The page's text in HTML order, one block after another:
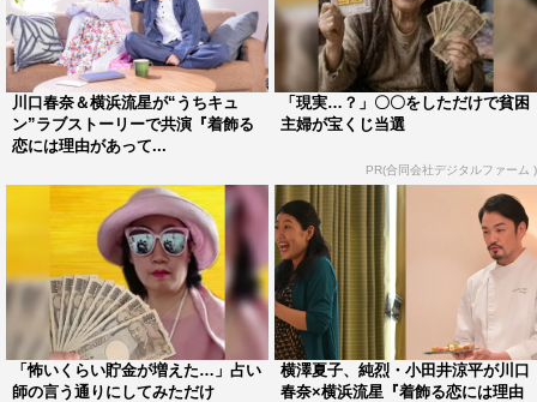
中村アン 丸山隆平 向井理
夏川結衣 川口春奈 横浜流星
着飾る恋には理由があって
川口春奈＆横浜流星が“うちキュ
ン”ラブストーリーで共演『着飾る
恋には理由があって...
「現実…？」〇〇をしただけで貧困
主婦が宝くじ当選
PR(合同会社デジタルファーム )
「怖いくらい貯金が増えた…」占い
師の言う通りにしてみただけ
横澤夏子、純烈・小田井涼平が川口
春奈×横浜流星『着飾る恋には理由